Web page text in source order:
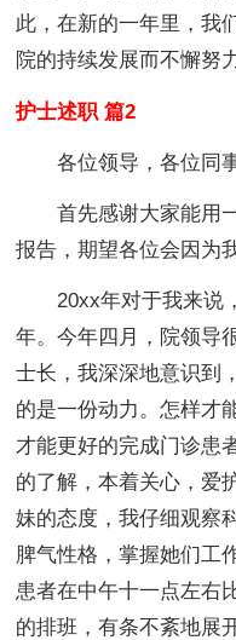
此，在新的一年里，我
院的持续发展而不懈努
护士述职 篇2
各位领导，各位同
首先感谢大家能用
报告，期望各位会因为
20xx年对于我来说
年。今年四月，院领导
士长，我深深地意识到
的是一份动力。怎样才
才能更好的完成门诊患
的了解，本着关心，爱
妹的态度，我仔细观察
脾气性格，掌握她们工
患者在中午十一点左右
的排班，有条不紊地展